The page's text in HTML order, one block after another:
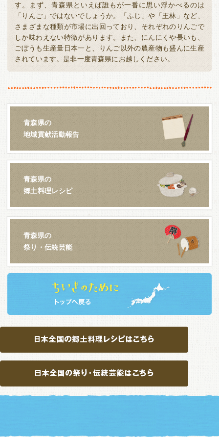
す。まず、青森県といえば誰もが一番に思い浮かべるのは
「りんご」ではないでしょうか。「ふじ」や「王林」など、
さまざまな種類が市場に出回っており、それぞれのりんごで
しか味わえない特徴があります。また、にんにくや長いも、
ごぼうも生産量日本一と、りんご以外の農産物も盛んに生産
されています。是非一度青森県にお越しください。
青森県の
地域貢献活動報告
青森県の
郷土料理レシピ
青森県の
祭り・伝統芸能